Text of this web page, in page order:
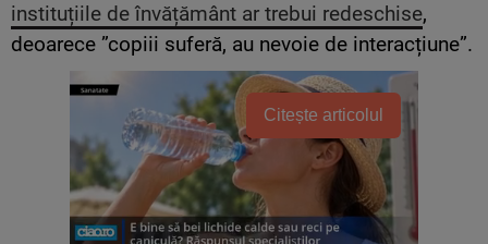
instituțiile de învățământ ar trebui redeschise,
deoarece ”copiii suferă, au nevoie de interacțiune”.
Citește articolul